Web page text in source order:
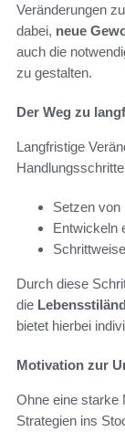
Veränderungen
dabei, neue
auch die
zu gestalten.
Der Weg zu
Langfristige
Setzen von
Entwickeln
Durch diese
die
bietet hierbei
Motivation zur
Ohne eine starke
Strategien ins